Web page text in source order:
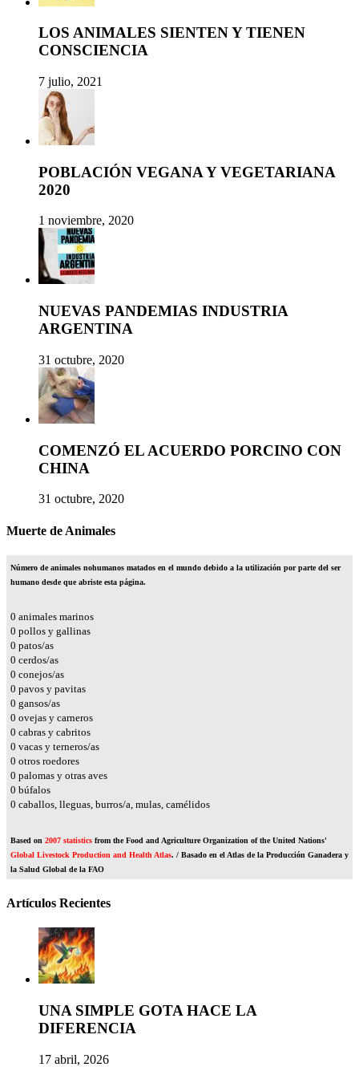
LOS ANIMALES SIENTEN Y TIENEN
CONSCIENCIA
7 julio, 2021
POBLACIÓN VEGANA Y VEGETARIANA
2020
1 noviembre, 2020
NUEVAS PANDEMIAS INDUSTRIA
ARGENTINA
31 octubre, 2020
COMENZÓ EL ACUERDO PORCINO CON
CHINA
31 octubre, 2020
Muerte de Animales
Número de animales nohumanos matados en el mundo debido a la utilización por parte del ser
humano desde que abriste esta página.
0 animales marinos
0 pollos y gallinas
0 patos/as
0 cerdos/as
0 conejos/as
0 pavos y pavitas
0 gansos/as
0 ovejas y carneros
0 cabras y cabritos
0 vacas y terneros/as
0 otros roedores
0 palomas y otras aves
0 búfalos
0 caballos, lleguas, burros/a, mulas, camélidos
Based on 2007 statistics from the Food and Agriculture Organization of the United Nations'
Global Livestock Production and Health Atlas. / Basado en el Atlas de la Producción Ganadera y
la Salud Global de la FAO
Artículos Recientes
UNA SIMPLE GOTA HACE LA
DIFERENCIA
17 abril, 2026